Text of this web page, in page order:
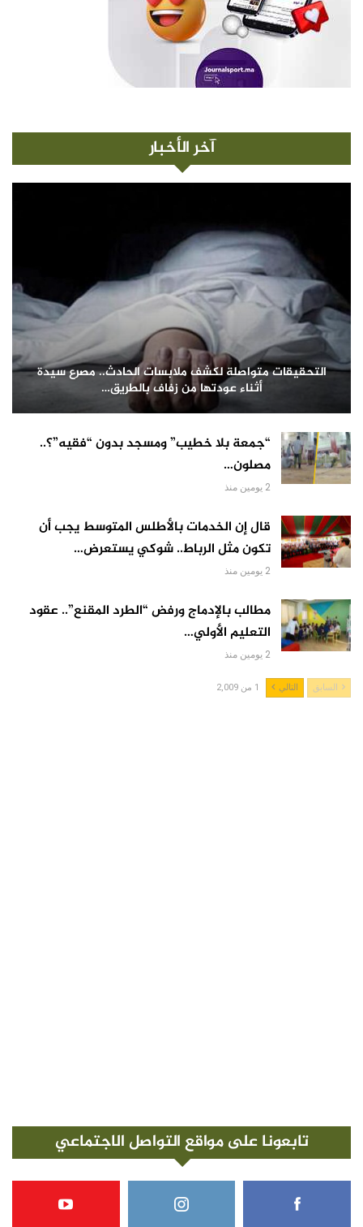
آخر الأخبار
التحقيقات متواصلة لكشف ملابسات الحادث.. مصرع سيدة
أثناء عودتها من زفاف بالطريق…
“جمعة بلا خطيب” ومسجد بدون “فقيه”؟..
مصلون…
2 يومين منذ
قال إن الخدمات بالأطلس المتوسط يجب أن
تكون مثل الرباط.. شوكي يستعرض…
2 يومين منذ
مطالب بالإدماج ورفض “الطرد المقنع”.. عقود
التعليم الأولي…
2 يومين منذ
السابق التالي 1 من 2,009
تابعونا على مواقع التواصل الاجتماعي